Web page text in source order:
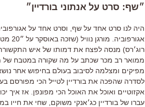
״שף: סרט על אנתוני בורדיין״
היה לנו סרט אחד על שף וסרט אחד על
אגורפוביה. מורגן נוויל (שזכה באוסקר על ״20
רוג׳רס) מנסה לפצח את דמותו של איש התקשורת
ממואר רב מכר שכתב על מה שקורה במטבח של
מפיקים ומצלמה לסיבוב בעולם בחיפוש אחר
לסדרה שהפכה את בורדיין לטייל הכי מפורסם
אקזוטיים ואוכל את האוכל הכי מפונפן. אז איך
עברו של בורדיין כג׳אנקי משוקם, שחי את חייו